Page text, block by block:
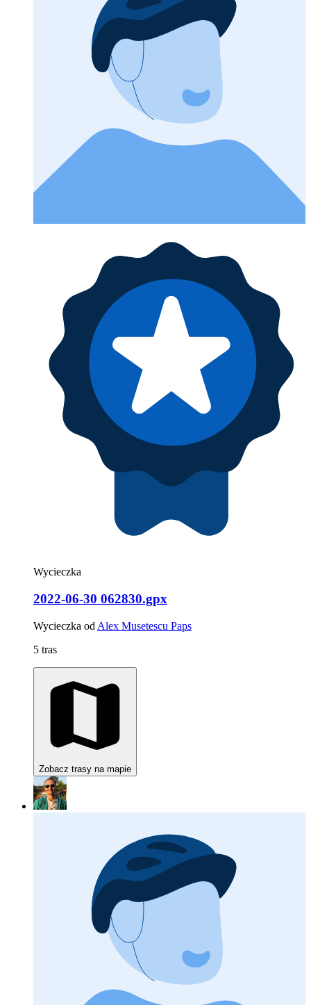
Wycieczka
2022-06-30 062830.gpx
Wycieczka od Alex Musetescu Paps
5 tras
Zobacz trasy na mapie